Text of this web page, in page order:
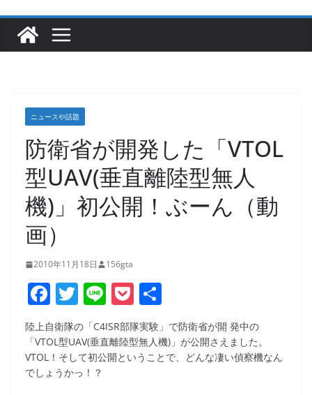
ニュースや話題
防衛省が開発した「VTOL
型UAV(垂直離陸型無人
機)」初公開！ぶーん（動
画）
2010年11月18日 156gta
F
a
c
e
b
T
w
itt
er
Li
n
e
P
o
ck
et
有
陸上自衛隊の「C4ISR部隊実験」で防衛省が開 発中の
「VTOL型UAV(垂直離陸型無人機)」が公開さえました。
VTOL！そして初公開ということで、どんな凄い偵察機なん
でしょうかっ！？